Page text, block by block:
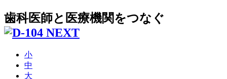
歯科医師と医療機関をつなぐ
小
中
大